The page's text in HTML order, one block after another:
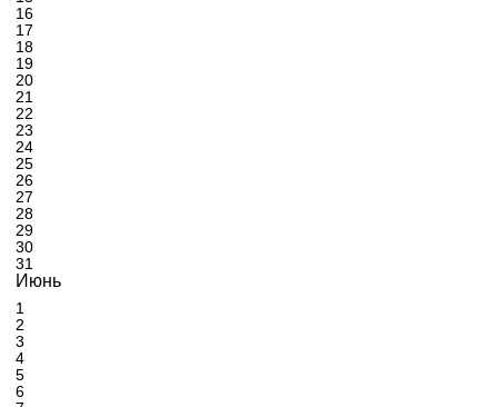
16
17
18
19
20
21
22
23
24
25
26
27
28
29
30
31
Июнь
1
2
3
4
5
6